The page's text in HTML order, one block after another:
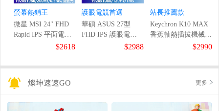
螢幕熱銷王
微星 MSI 24" FHD
Rapid IPS 平面電競
$2618
護眼電競首選
華碩 ASUS 27型
FHD IPS 護眼電競
$2988
站長推薦款
Keychron K10 MAX
香蕉軸熱插拔機械鍵
$2990
燦坤速速GO 更多